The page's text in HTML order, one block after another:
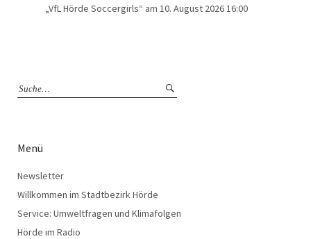
„VfL Hörde Soccergirls“ am 10. August 2026 16:00
Menü
Newsletter
Willkommen im Stadtbezirk Hörde
Service: Umweltfragen und Klimafolgen
Hörde im Radio